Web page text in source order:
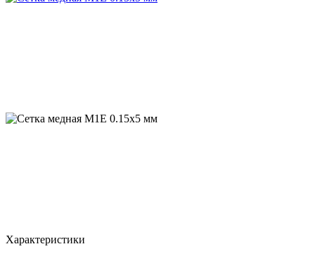
Характеристики